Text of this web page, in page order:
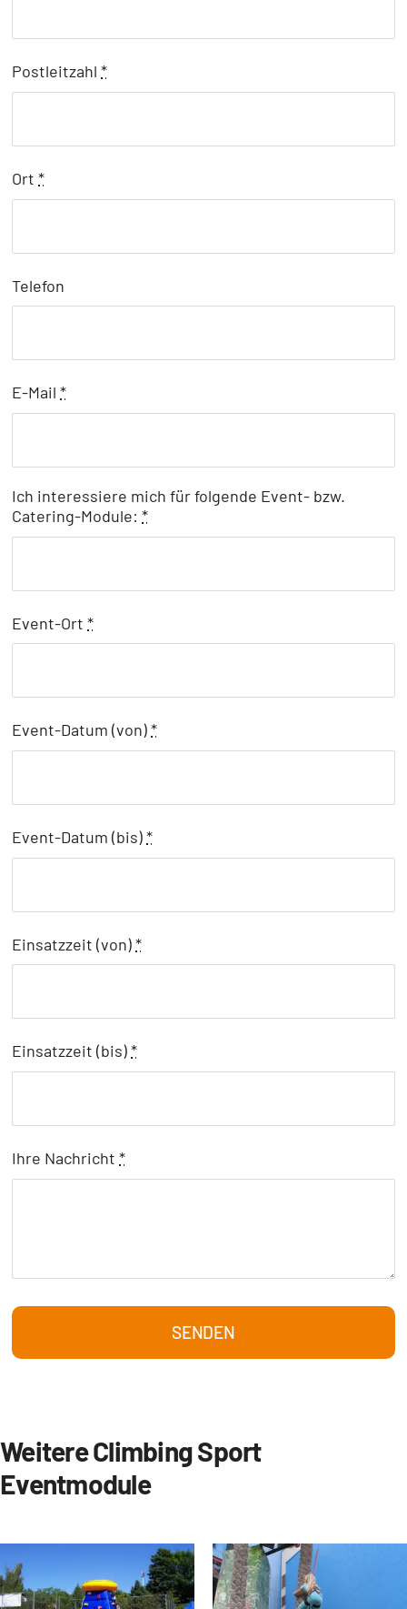
Postleitzahl*
Ort*
Telefon
E-Mail*
Ich interessiere mich für folgende Event- bzw.
Catering-Module:*
Event-Ort*
Event-Datum (von)*
Event-Datum (bis)*
Einsatzzeit (von)*
Einsatzzeit (bis)*
Ihre Nachricht*
SENDEN
Weitere Climbing Sport
Eventmodule